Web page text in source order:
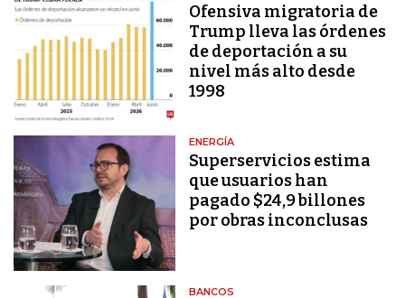
Ofensiva migratoria de
Trump lleva las órdenes
de deportación a su
nivel más alto desde
1998
ENERGÍA
Superservicios estima
que usuarios han
pagado $24,9 billones
por obras inconclusas
BANCOS